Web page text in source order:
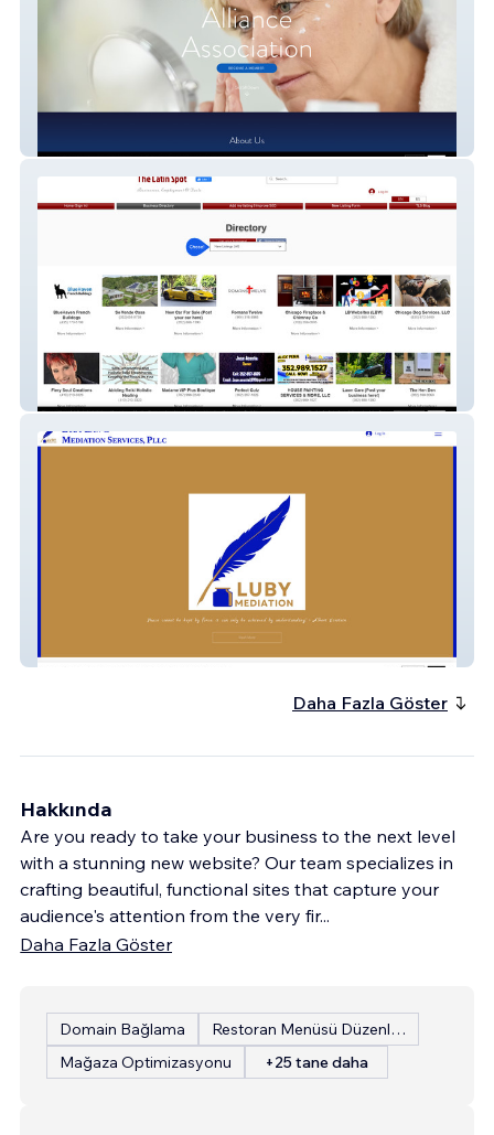
The Latin Spot
Daha Fazla Göster
Hakkında
Are you ready to take your business to the next level
with a stunning new website? Our team specializes in
crafting beautiful, functional sites that capture your
audience's attention from the very fir...
Daha Fazla Göster
Domain Bağlama
Restoran Menüsü Düzenleme
Mağaza Optimizasyonu
+25 tane daha